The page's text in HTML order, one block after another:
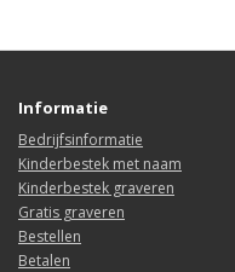
Informatie
Bedrijfsinformatie
Kinderbestek met naam
Kinderbestek graveren
Gratis graveren
Bestellen
Betalen